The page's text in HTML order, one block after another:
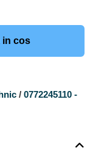
in cos
/ 0772245110 -